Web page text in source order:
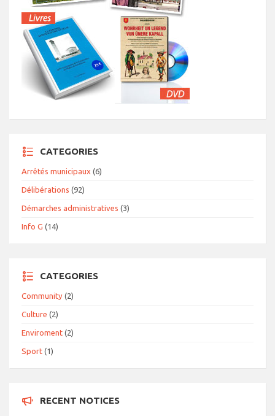
CATEGORIES
Arrêtés municipaux (6)
Délibérations (92)
Démarches administratives (3)
Info G (14)
CATEGORIES
Community (2)
Culture (2)
Enviroment (2)
Sport (1)
RECENT NOTICES